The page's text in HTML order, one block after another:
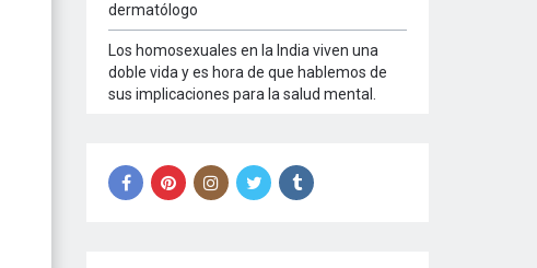
dermatólogo
Los homosexuales en la India viven una
doble vida y es hora de que hablemos de
sus implicaciones para la salud mental.